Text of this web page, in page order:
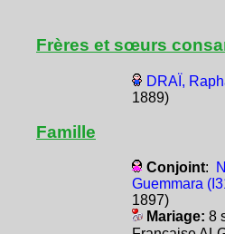
Frères et sœurs
DRAÏ,
1889)
Famille
Conjoint:
Guemmara
1897)
Mariage: 8